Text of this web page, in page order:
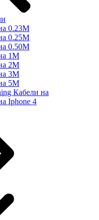
0.23М
0.25М
0.50М
1М
2М
3М
5М
Кабели на
Iphone 4